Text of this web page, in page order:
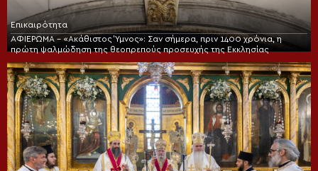
Επικαιρότητα
ΑΦΙΕΡΩΜΑ – «Ακάθιστος Ύμνος»: Σαν σήμερα, πριν 1400 χρόνια, η
πρώτη ψαλμώδηση της θεοπρεπούς προσευχής της Εκκλησίας